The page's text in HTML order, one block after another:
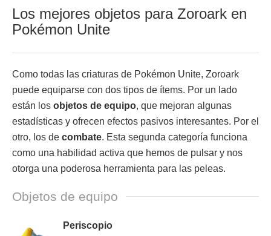
Los mejores objetos para Zoroark en
Pokémon Unite
Como todas las criaturas de Pokémon Unite, Zoroark
puede equiparse con dos tipos de ítems. Por un lado
están los objetos de equipo, que mejoran algunas
estadísticas y ofrecen efectos pasivos interesantes. Por el
otro, los de combate. Esta segunda categoría funciona
como una habilidad activa que hemos de pulsar y nos
otorga una poderosa herramienta para las peleas.
Objetos de equipo
Periscopio